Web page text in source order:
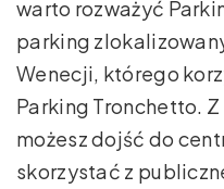
warto rozważyć
parking
Wenecji, którego
Parking Tronchetto.
możesz dojść do
skorzystać z